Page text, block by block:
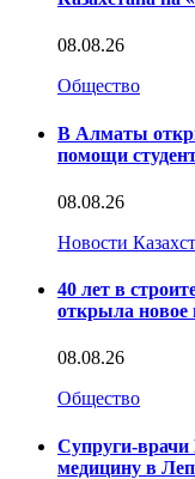
08.08.26
Общество
В Алматы
помощи
08.08.26
Новости
40 лет в
открыла новое
08.08.26
Общество
Супруги-
медицину в